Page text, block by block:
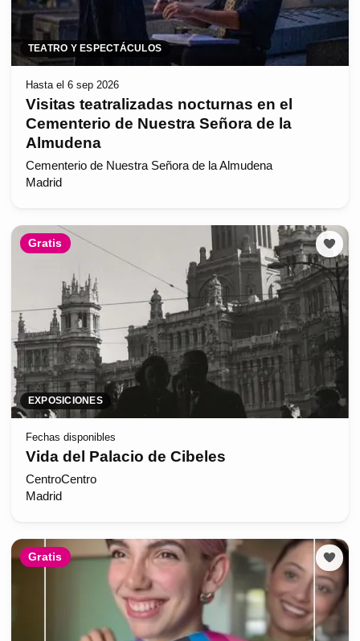
TEATRO Y ESPECTÁCULOS
Hasta el 6 sep 2026
Visitas teatralizadas nocturnas en el
Cementerio de Nuestra Señora de la
Almudena
Cementerio de Nuestra Señora de la Almudena
Madrid
Gratis
EXPOSICIONES
Fechas disponibles
Vida del Palacio de Cibeles
CentroCentro
Madrid
Gratis